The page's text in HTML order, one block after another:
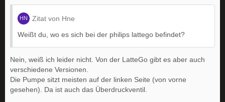
Zitat von Hne
Weißt du, wo es sich bei der philips lattego befindet?
Nein, weiß ich leider nicht. Von der LatteGo gibt es aber auch
verschiedene Versionen.
Die Pumpe sitzt meisten auf der linken Seite (von vorne
gesehen). Da ist auch das Überdruckventil.